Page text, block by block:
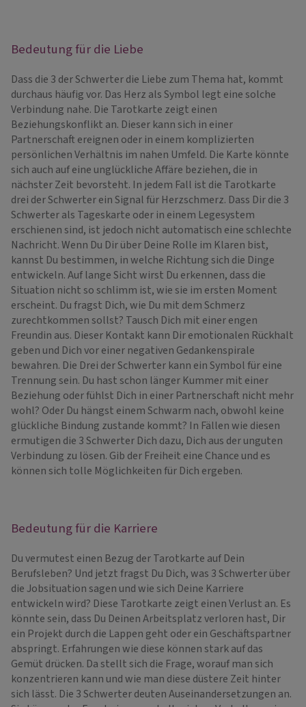
Bedeutung für die Liebe
Dass die 3 der Schwerter die Liebe zum Thema hat, kommt
durchaus häufig vor. Das Herz als Symbol legt eine solche
Verbindung nahe. Die Tarotkarte zeigt einen
Beziehungskonflikt an. Dieser kann sich in einer
Partnerschaft ereignen oder in einem komplizierten
persönlichen Verhältnis im nahen Umfeld. Die Karte könnte
sich auch auf eine unglückliche Affäre beziehen, die in
nächster Zeit bevorsteht. In jedem Fall ist die Tarotkarte
drei der Schwerter ein Signal für Herzschmerz. Dass Dir die 3
Schwerter als Tageskarte oder in einem Legesystem
erschienen sind, ist jedoch nicht automatisch eine schlechte
Nachricht. Wenn Du Dir über Deine Rolle im Klaren bist,
kannst Du bestimmen, in welche Richtung sich die Dinge
entwickeln. Auf lange Sicht wirst Du erkennen, dass die
Situation nicht so schlimm ist, wie sie im ersten Moment
erscheint. Du fragst Dich, wie Du mit dem Schmerz
zurechtkommen sollst? Tausch Dich mit einer engen
Freundin aus. Dieser Kontakt kann Dir emotionalen Rückhalt
geben und Dich vor einer negativen Gedankenspirale
bewahren. Die Drei der Schwerter kann ein Symbol für eine
Trennung sein. Du hast schon länger Kummer mit einer
Beziehung oder fühlst Dich in einer Partnerschaft nicht mehr
wohl? Oder Du hängst einem Schwarm nach, obwohl keine
glückliche Bindung zustande kommt? In Fällen wie diesen
ermutigen die 3 Schwerter Dich dazu, Dich aus der unguten
Verbindung zu lösen. Gib der Freiheit eine Chance und es
können sich tolle Möglichkeiten für Dich ergeben.
Bedeutung für die Karriere
Du vermutest einen Bezug der Tarotkarte auf Dein
Berufsleben? Und jetzt fragst Du Dich, was 3 Schwerter über
die Jobsituation sagen und wie sich Deine Karriere
entwickeln wird? Diese Tarotkarte zeigt einen Verlust an. Es
könnte sein, dass Du Deinen Arbeitsplatz verloren hast, Dir
ein Projekt durch die Lappen geht oder ein Geschäftspartner
abspringt. Erfahrungen wie diese können stark auf das
Gemüt drücken. Da stellt sich die Frage, worauf man sich
konzentrieren kann und wie man diese düstere Zeit hinter
sich lässt. Die 3 Schwerter deuten Auseinandersetzungen an.